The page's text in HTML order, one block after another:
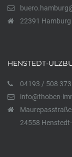
22391 Hamburg
HENSTEDT-
04193 / 508 373
info@thoben-
24558